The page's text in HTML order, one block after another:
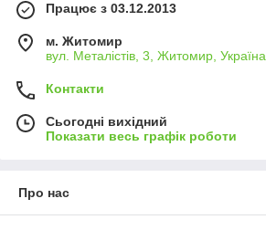
Працює з 03.12.2013
м. Житомир
вул. Металістів, 3, Житомир, Україна
Контакти
Сьогодні вихідний
Показати весь графік роботи
Про нас